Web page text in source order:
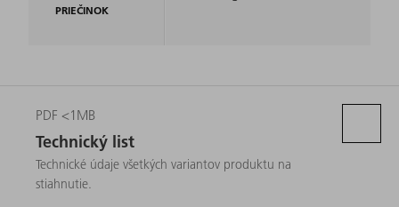
PRIEČINOK
PDF <1MB
Technický list
Technické údaje všetkých variantov produktu na
stiahnutie.